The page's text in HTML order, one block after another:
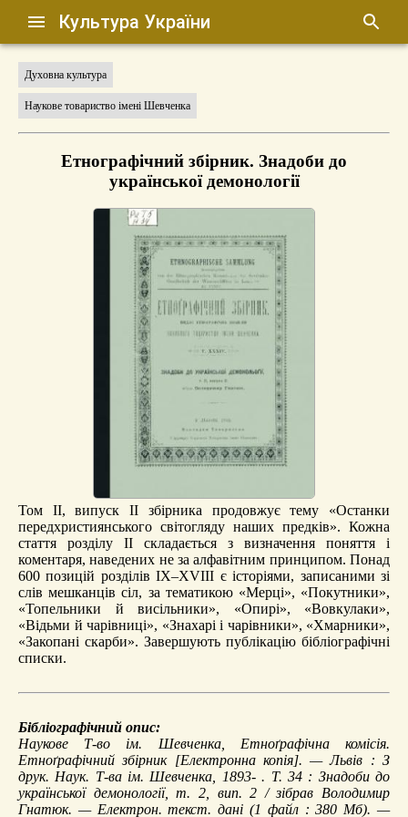
Культура України
Духовна культура
Наукове товариство імені Шевченка
Етнографічний збірник. Знадоби до
української демонології
Том ІІ, випуск ІІ збірника продовжує тему «Останки
передхристиянського світогляду наших предків». Кожна
стаття розділу ІІ складається з визначення поняття і
коментаря, наведених не за алфавітним принципом. Понад
600 позицій розділів ІХ–ХVІІІ є історіями, записаними зі
слів мешканців сіл, за тематикою «Мерці», «Покутники»,
«Топельники й виcільники», «Опирі», «Вовкулаки»,
«Відьми й чарівниці», «Знахарі і чарівники», «Хмарники»,
«Закопані скарби». Завершують публікацію бібліографічні
списки.
Бібліографічний опис:
Наукове Т-во ім. Шевченка, Етноґрафічна комісія.
Етноґрафічний збірник[Електронна копія]. — Львів : З
друк. Наук. Т-ва ім. Шевченка, 1893- . Т. 34 : Знадоби до
української демонології, т. 2, вип. 2 / зібрав Володимир
Гнатюк. — Електрон. текст. дані (1 файл : 380 Мб). —